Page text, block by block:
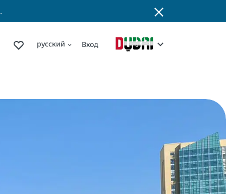
.
русский Вход